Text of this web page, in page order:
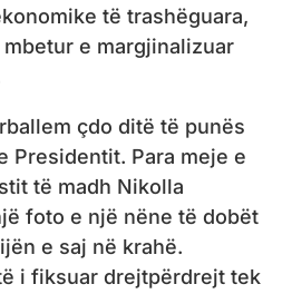
të trashëguara,
e margjinalizuar
çdo ditë të punës
Presidentit. Para meje e
të madh Nikolla
foto e një nëne të dobët
e saj në krahë.
i fiksuar drejtpërdrejt tek